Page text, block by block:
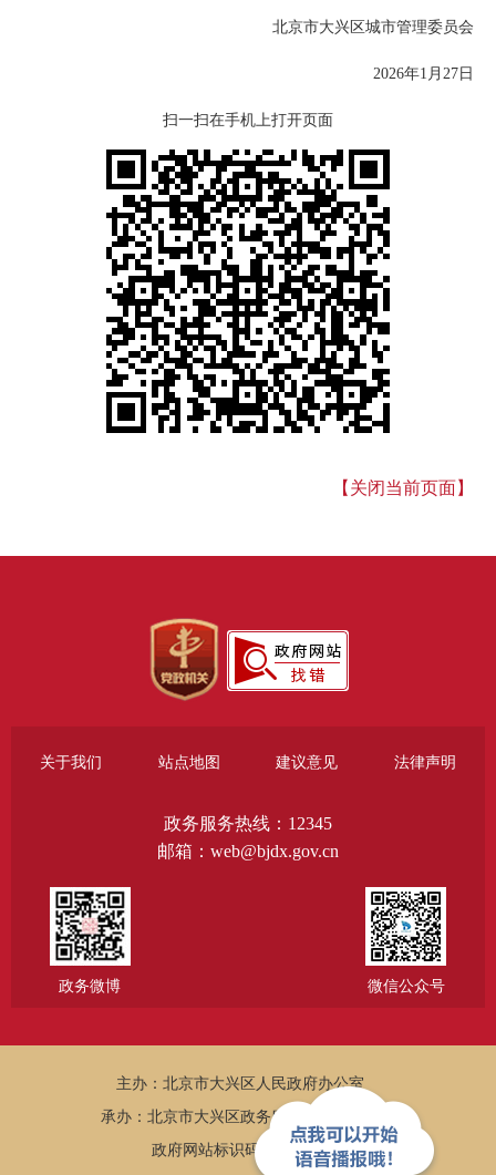
北京市大兴区城市管理委员会
2026年1月27日
扫一扫在手机上打开页面
【关闭当前页面】
关于我们 站点地图 建议意见 法律声明
政务服务热线：12345
邮箱：web@bjdx.gov.cn
政务微博 微信公众号
主办：北京市大兴区人民政府办公室
承办：北京市大兴区政务服务和数据管理局
政府网站标识码：1101150005